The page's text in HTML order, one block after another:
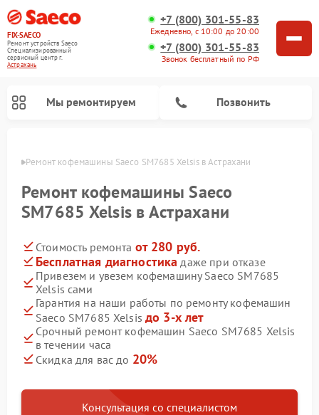
FIX-SAECO
Ремонт устройств Saeco
Специализированный
cервисный центр г.
Астрахань
+7 (800) 301-55-83
Ежедневно, с 10:00 до 20:00
+7 (800) 301-55-83
Звонок бесплатный по РФ
Мы ремонтируем Позвонить
Ремонт кофемашины Saeco SM7685 Xelsis в Астрахани
Ремонт кофемашины Saeco
SM7685 Xelsis в Астрахани
Стоимость ремонта от 280 руб.
Бесплатная диагностика даже при отказе
Привезем и увезем кофемашину Saeco SM7685
Xelsis сами
Гарантия на наши работы по ремонту кофемашин
Saeco SM7685 Xelsis до 3-х лет
Срочный ремонт кофемашин Saeco SM7685 Xelsis
в течении часа
Скидка для вас до 20%
Консультация со специалистом